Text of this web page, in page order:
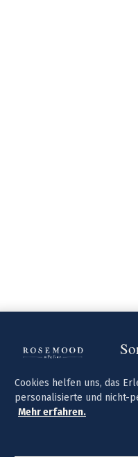
Cookies helfen uns, das
personalisierte und nicht-
Mehr erfahren.